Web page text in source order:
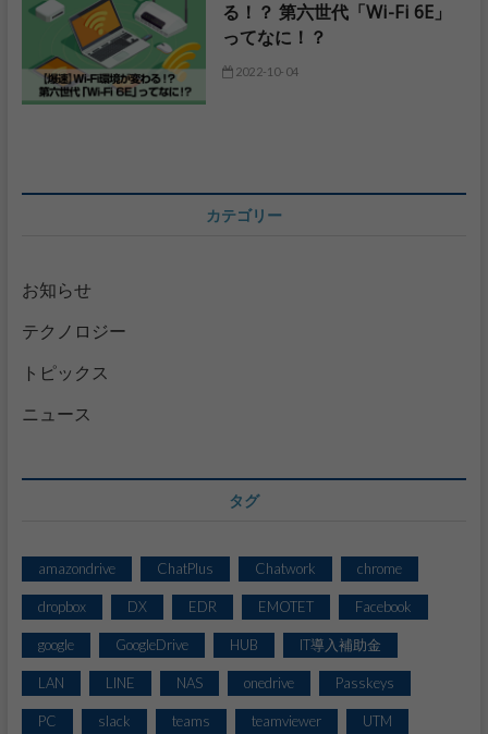
る！？ 第六世代「Wi-Fi 6E」
ってなに！？
2022-10-04
カテゴリー
お知らせ
テクノロジー
トピックス
ニュース
タグ
amazondrive ChatPlus Chatwork chrome
dropbox DX EDR EMOTET Facebook
google GoogleDrive HUB IT導入補助金
LAN LINE NAS onedrive Passkeys
PC slack teams teamviewer UTM